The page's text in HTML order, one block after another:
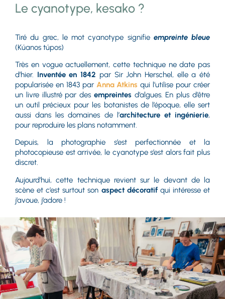
Le cyanotype, kesako ?
Tiré du grec, le mot cyanotype signifie empreinte bleue
(Kúanos túpos)
Très en vogue actuellement, cette technique ne date pas
d’hier. Inventée en 1842 par Sir John Herschel, elle a été
popularisée en 1843 par Anna Atkins qui l’utilise pour créer
un livre illustré par des empreintes d’algues. En plus d’être
un outil précieux pour les botanistes de l’époque, elle sert
aussi dans les domaines de l’architecture et ingénierie,
pour reproduire les plans notamment.
Depuis, la photographie s’est perfectionnée et la
photocopieuse est arrivée, le cyanotype s’est alors fait plus
discret.
Aujourd’hui, cette technique revient sur le devant de la
scène et c’est surtout son aspect décoratifqui intéresse et
j’avoue, j’adore !